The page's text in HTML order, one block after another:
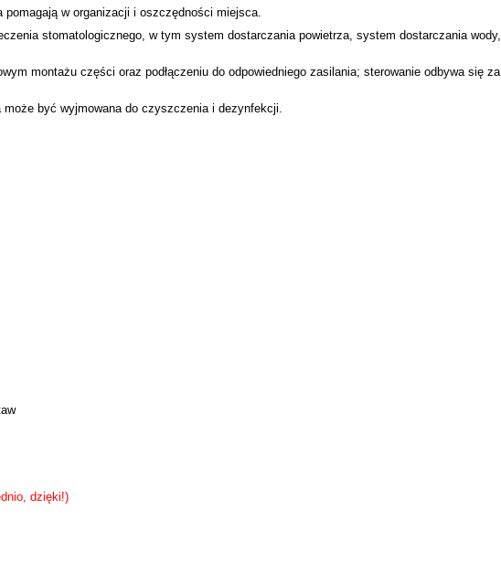
pomagają w organizacji i oszczędności miejsca.
stomatologicznego, w tym system dostarczania powietrza, system dostarczania wody,
montażu części oraz podłączeniu do odpowiedniego zasilania; sterowanie odbywa się za
być wyjmowana do czyszczenia i dezynfekcji.
dzięki!)